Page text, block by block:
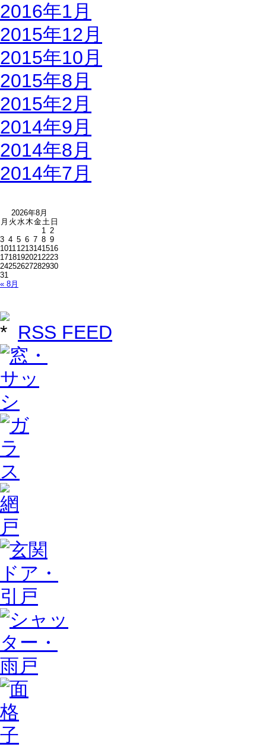
2016年1月
2015年12月
2015年10月
2015年8月
2015年2月
2014年9月
2014年8月
2014年7月
2026年8月
月 火 水木金土 日
« 8月
1 2
3 4 5 6 7 8 9
10111213141516
17181920212223
24252627282930
31
RSS FEED